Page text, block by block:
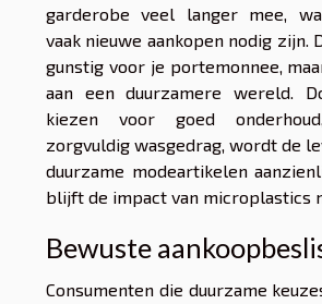
garderobe veel langer mee,
vaak nieuwe aankopen nodig zijn.
gunstig voor je portemonnee,
aan een duurzamere wereld.
kiezen voor goed
zorgvuldig wasgedrag, wordt de
duurzame modeartikelen
blijft de impact van microplastics
Bewuste
Consumenten die duurzame